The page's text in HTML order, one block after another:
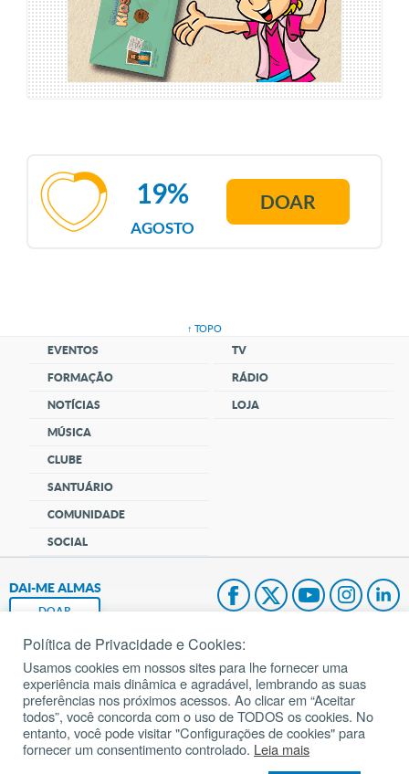
AGOSTO
19% DOAR
↑ TOPO
EVENTOS
FORMAÇÃO
NOTÍCIAS
MÚSICA
CLUBE
SANTUÁRIO
COMUNIDADE
SOCIAL
TV
RÁDIO
LOJA
DAI-ME ALMAS
DOAR
Fundação João Paulo II
Pedido de Oração
Mapa do site
Política de Privacidade e Cookies:
Usamos cookies em nossos sites para lhe fornecer uma
experiência mais dinâmica e agradável, lembrando as suas
preferências nos próximos acessos. Ao clicar em “Aceitar
todos”, você concorda com o uso de TODOS os cookies. No
entanto, você pode visitar "Configurações de cookies" para
fornecer um consentimento controlado. Leia mais